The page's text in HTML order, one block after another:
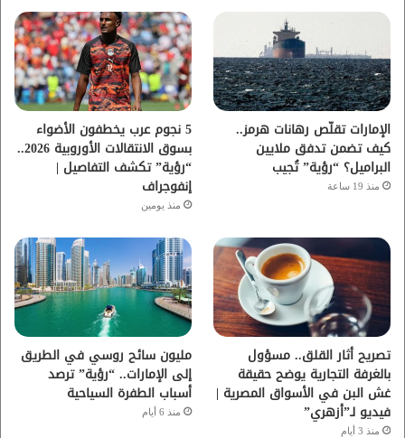
ب
ك
ي
و
ب
ت
ق
ر
م
الإمارات تقلّص رهانات هرمز..
كيف تضمن تدفق ملايين
البراميل؟ “رؤية” تُجيب
منذ 19 ساعة
5 نجوم عرب يخطفون الأضواء
بسوق الانتقالات الأوروبية 2026..
“رؤية” تكشف التفاصيل |
إنفوجراف
منذ يومين
تصريح أثار القلق.. مسؤول
بالغرفة التجارية يوضح حقيقة
غش البن في الأسواق المصرية |
فيديو لـ”أزهري”
منذ 3 أيام
مليون سائح روسي في الطريق
إلى الإمارات.. “رؤية” ترصد
أسباب الطفرة السياحية
منذ 6 أيام